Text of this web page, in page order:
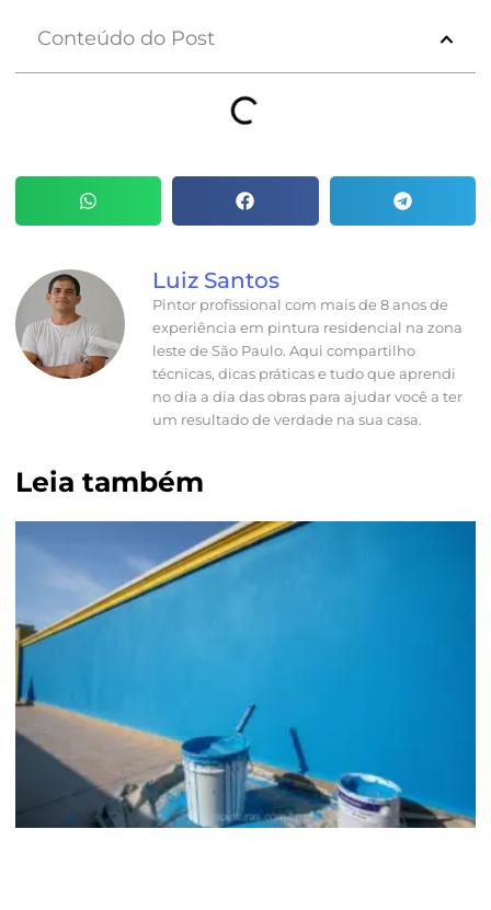
Conteúdo do Post
Luiz Santos
Pintor profissional com mais de 8 anos de
experiência em pintura residencial na zona
leste de São Paulo. Aqui compartilho
técnicas, dicas práticas e tudo que aprendi
no dia a dia das obras para ajudar você a ter
um resultado de verdade na sua casa.
Leia também